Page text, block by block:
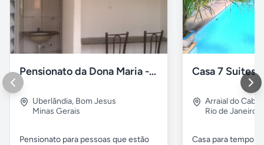
Pensionato da Dona Maria - Uberlândia/MG
Uberlândia, Bom Jesus
Minas Gerais
Pensionato para pessoas que estão
Arraial do Cabo
Rio de Janeiro
Casa para